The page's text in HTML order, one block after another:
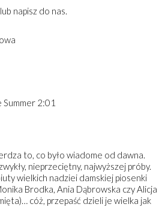
napisz do nas.
2:01
to, co było wiadome od dawna.
nieprzeciętny, najwyższej próby.
wielkich nadziei damskiej piosenki
Brodka, Ania Dąbrowska czy Alicja
cóż, przepaść dzieli je wielka jak